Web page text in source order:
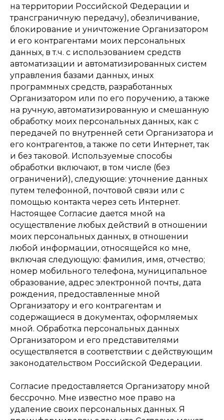
на территории Российской Федерации и
трансграничную передачу), обезличивание,
блокирование и уничтожение Организатором
и его контрагентами моих персональных
данных, в т.ч. с использованием средств
автоматизации и автоматизированных систем
управления базами данных, иных
программных средств, разработанных
Организатором или по его поручению, а также
на ручную, автоматизированную и смешанную
обработку моих персональных данных, как с
передачей по внутренней сети Организатора и
его контрагентов, а также по сети Интернет, так
и без таковой. Используемые способы
обработки включают, в том числе (без
ограничений), следующие: уточнение данных
путем телефонной, почтовой связи или с
помощью контакта через сеть Интернет.
Настоящее Согласие дается мной на
осуществление любых действий в отношении
моих персональных данных, в отношении
любой информации, относящейся ко мне,
включая следующую: фамилия, имя, отчество;
номер мобильного телефона, муниципальное
образование, адрес электронной почты, дата
рождения, предоставленные мной
Организатору и его контрагентам и
содержащиеся в документах, оформляемых
мной. Обработка персональных данных
Организатором и его представителями
осуществляется в соответствии с действующим
законодательством Российской Федерации.
Согласие предоставляется Организатору мной
бессрочно. Мне известно мое право на
удаление своих персональных данных. Я